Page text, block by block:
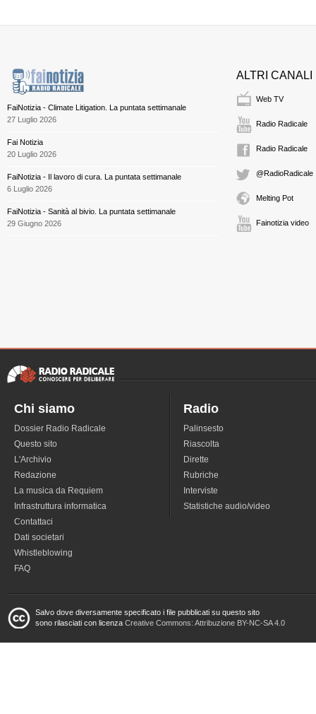
FaiNotizia - Climate Litigation. La puntata settimanale
27 Luglio 2026
Fai Notizia
20 Luglio 2026
FaiNotizia - Il lavoro di cura. La puntata settimanale
6 Luglio 2026
FaiNotizia - Sanità al bivio. La puntata settimanale
29 Giugno 2026
ALTRI CANALI
Web TV
Radio Radicale
Radio Radicale
@RadioRadicale
Melting Pot
Fainotizia video
Chi siamo
Dossier Radio Radicale
Questo sito
L'Archivio
Redazione
La musica da Requiem
Infrastruttura informatica
Contattaci
Dati societari
Whistleblowing
FAQ
Radio
Palinsesto
Riascolta
Dirette
Rubriche
Interviste
Statistiche audio/video
Salvo dove diversamente specificato i file pubblicati su questo sito
sono rilasciati con licenza Creative Commons: Attribuzione BY-NC-SA 4.0